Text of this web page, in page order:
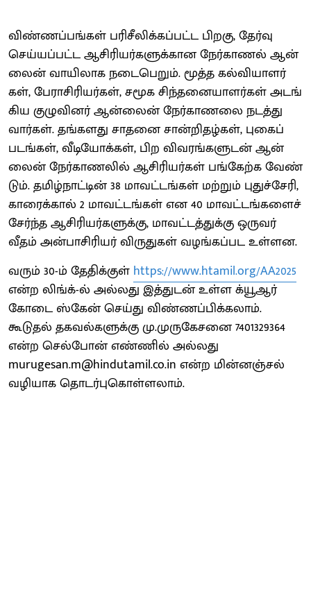
விண்​ணப்​பங்​கள் பரிசீலிக்​கப்​பட்ட பிறகு, தேர்வு
செய்​யப்​பட்ட ஆசிரியர்​களுக்​கான நேர்​காணல் ஆன்​
லைன் வாயி​லாக நடை​பெறும். மூத்த கல்​வி​யாளர்​
கள், பேராசிரியர்​கள், சமூக சிந்​தனை​யாளர்​கள் அடங்​
கிய குழு​வினர் ஆன்​லைன் நேர்​காணலை நடத்​து​
வார்​கள். தங்​களது சாதனை சான்​றிதழ்​கள், புகைப்​
படங்​கள், வீடியோக்​கள், பிற விவரங்​களு​டன் ஆன்​
லைன் நேர்​காணலில் ஆசிரியர்​கள் பங்​கேற்க வேண்​
டும். தமிழ்​நாட்​டின் 38 மாவட்​டங்​கள் மற்​றும் புதுச்​சேரி,
காரைக்​கால் 2 மாவட்​டங்​கள் என 40 மாவட்​டங்​களைச்
சேர்ந்த ஆசிரியர்​களுக்​கு, மாவட்​டத்​துக்கு ஒரு​வர்
வீதம் அன்​பாசிரியர் விருதுகள் வழங்​கப்பட உள்​ளன.
வரும் 30-ம் தேதிக்குள் https://www.htamil.org/AA2025
என்ற லிங்க்-ல் அல்லது இத்துடன் உள்ள க்யூஆர்
கோடை ஸ்கேன் செய்து விண்ணப்பிக்கலாம்.
கூடுதல் தகவல்களுக்கு மு.முருகேசனை 7401329364
என்ற செல்போன் எண்ணில் அல்லது
murugesan.m@hindutamil.co.in என்ற மின்னஞ்சல்
வழியாக தொடர்புகொள்ளலாம்.